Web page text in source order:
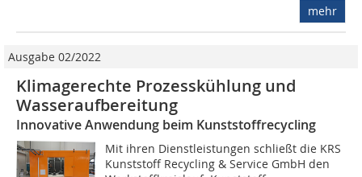
mehr
Ausgabe 02/2022
Klimagerechte Prozesskühlung und
Wasseraufbereitung
Innovative Anwendung beim Kunststoffrecycling
Mit ihren Dienstleistungen schließt die KRS
Kunststoff Recycling & Service GmbH den